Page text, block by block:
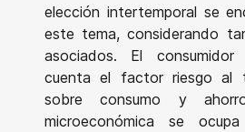
elección intertemporal se
este tema, considerando
asociados. El
cuenta el factor riesgo al
sobre consumo y
microeconómica se